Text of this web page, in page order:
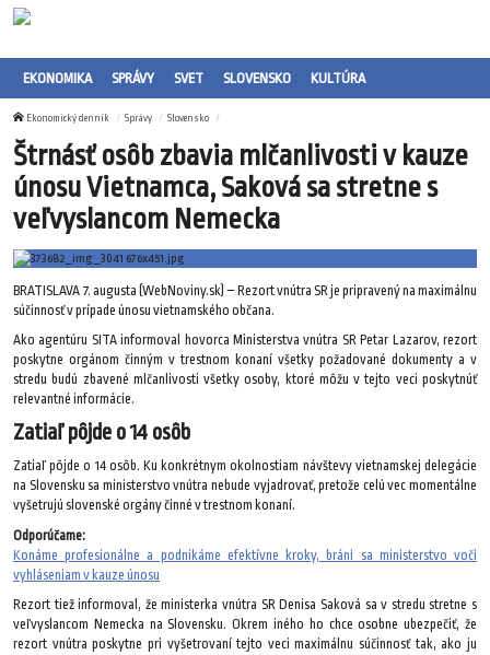
EKONOMIKA SPRÁVY SVET SLOVENSKO KULTÚRA
Ekonomický denník Správy Slovensko
Štrnásť osôb zbavia mlčanlivosti v kauze
únosu Vietnamca, Saková sa stretne s
veľvyslancom Nemecka
BRATISLAVA 7. augusta (WebNoviny.sk) – Rezort vnútra SR je pripravený na maximálnu
súčinnosť v prípade únosu vietnamského občana.
Ako agentúru SITA informoval hovorca Ministerstva vnútra SR Petar Lazarov, rezort
poskytne orgánom činným v trestnom konaní všetky požadované dokumenty a v
stredu budú zbavené mlčanlivosti všetky osoby, ktoré môžu v tejto veci poskytnúť
relevantné informácie.
Zatiaľ pôjde o 14 osôb
Zatiaľ pôjde o 14 osôb. Ku konkrétnym okolnostiam návštevy vietnamskej delegácie
na Slovensku sa ministerstvo vnútra nebude vyjadrovať, pretože celú vec momentálne
vyšetrujú slovenské orgány činné v trestnom konaní.
Odporúčame:
Konáme profesionálne a podnikáme efektívne kroky, bráni sa ministerstvo voči
vyhláseniam v kauze únosu
Rezort tiež informoval, že ministerka vnútra SR Denisa Saková sa v stredu stretne s
veľvyslancom Nemecka na Slovensku. Okrem iného ho chce osobne ubezpečiť, že
rezort vnútra poskytne pri vyšetrovaní tejto veci maximálnu súčinnosť tak, ako ju